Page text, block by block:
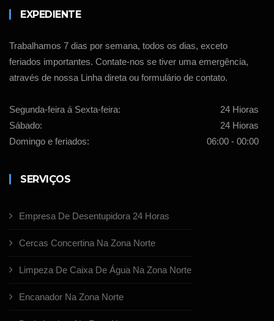
EXPEDIENTE
Trabalhamos 7 dias por semana, todos os dias, exceto
feriados importantes. Contate-nos se tiver uma emergência,
através de nossa Linha direta ou formulário de contato.
Segunda-feira á Sexta-feira:
24 Hioras
Sábado:
24 Hioras
Domingo e feriados:
06:00 - 00:00
SERVIÇOS
Empresa De Desentupidora 24 Horas
Cercas Concertina Na Zona Norte
Limpeza De Caixa De Água Na Zona Norte
Encanador Na Zona Norte